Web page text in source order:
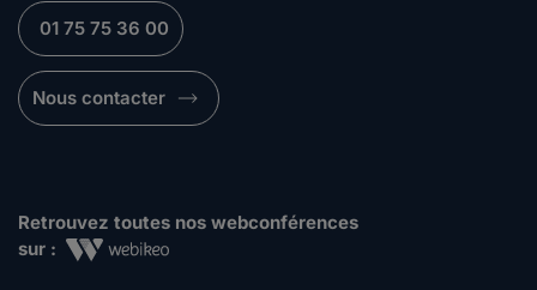
01 75 75 36 00
Nous contacter
Retrouvez toutes nos webconférences
sur :